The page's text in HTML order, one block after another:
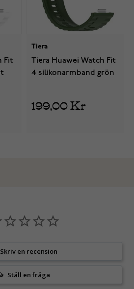
Fit
Tiera
Tiera Huawei Watch Fit
4 silikonarmband grön
199,00 Kr
Skriv en recension
Ställ en fråga